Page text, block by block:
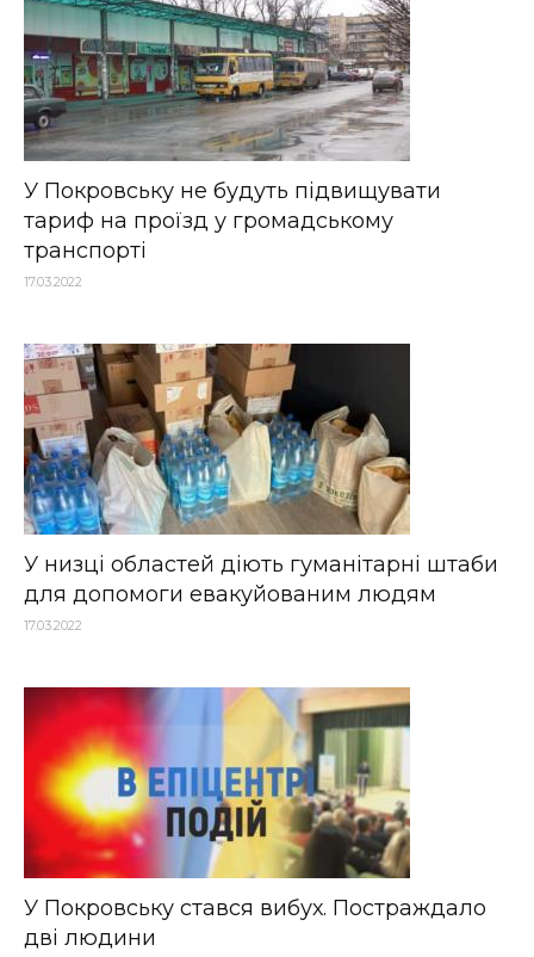
У Покровську не будуть підвищувати
тариф на проїзд у громадському
транспорті
17.03.2022
У низці областей діють гуманітарні штаби
для допомоги евакуйованим людям
17.03.2022
У Покровську стався вибух. Постраждало
дві людини